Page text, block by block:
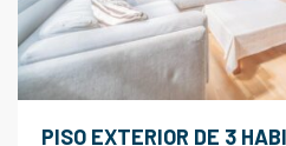
PISO EXTERIOR DE 3